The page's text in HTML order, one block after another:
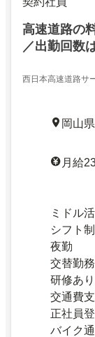
高速道路の
／出勤回数
西日本高速道路サ
岡山
月給
ミドル
シフト制
夜勤
交替勤務
研修あり
交通費
正社員
バイク